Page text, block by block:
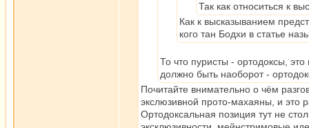
Так как относиться к
Как к высказыванием
кого тан Бодхи в статье
То что пуристы - ортодоксы,
должно быть наоборот -
Почитайте внимательно о чём
экслюзивной прото-махаяны, и это
Ортодоксальная позиция тут не